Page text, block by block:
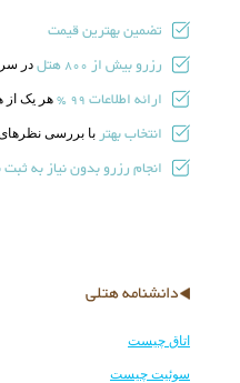
تضمین بهترین قیمت
رزرو بیش از 800 هتل در
ارائه اطلاعات 99 % هر یک از
انتخاب بهتر با بررسی
انجام رزرو بدون نیاز به
دانشنامه هتلی
اتاق چیست
سوئیت چیست